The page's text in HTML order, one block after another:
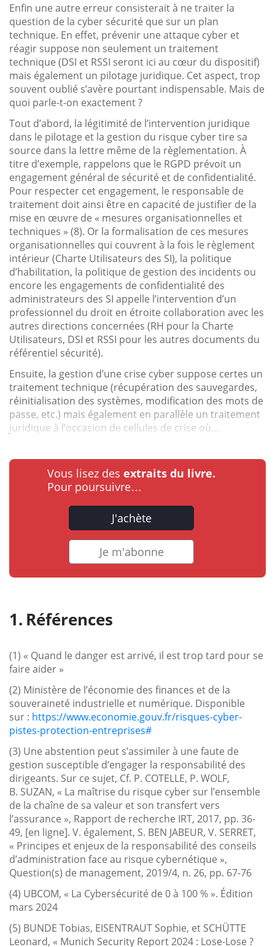
Enfin une autre erreur consisterait à ne traiter la
question de la cyber sécurité que sur un plan
technique. En effet, prévenir une attaque cyber et
réagir suppose non seulement un traitement
technique (DSI et RSSI seront ici au cœur du dispositif)
mais également un pilotage juridique. Cet aspect, trop
souvent oublié s’avère pourtant indispensable. Mais de
quoi parle-t-on exactement ?
Tout d’abord, la légitimité de l’intervention juridique
dans le pilotage et la gestion du risque cyber tire sa
source dans la lettre même de la règlementation. À
titre d’exemple, rappelons que le RGPD prévoit un
engagement général de sécurité et de confidentialité.
Pour respecter cet engagement, le responsable de
traitement doit ainsi être en capacité de justifier de la
mise en œuvre de « mesures organisationnelles et
techniques » (8). Or la formalisation de ces mesures
organisationnelles qui couvrent à la fois le règlement
intérieur (Charte Utilisateurs des SI), la politique
d’habilitation, la politique de gestion des incidents ou
encore les engagements de confidentialité des
administrateurs des SI appelle l’intervention d’un
professionnel du droit en étroite collaboration avec les
autres directions concernées (RH pour la Charte
Utilisateurs, DSI et RSSI pour les autres documents du
référentiel sécurité).
Ensuite, la gestion d’une crise cyber suppose certes un
traitement technique (récupération des sauvegardes,
réinitialisation des systèmes, modification des mots de
passe, etc.) mais également en parallèle un traitement
juridique à l’occasion de cellules de crise où...
Vous lisez des extraits du livre.
Pour poursuivre…
J'achète
Je m'abonne
Références
(1) « Quand le danger est arrivé, il est trop tard pour se
faire aider »
(2) Ministère de l’économie des finances et de la
souveraineté industrielle et numérique. Disponible
sur : https://www.economie.gouv.fr/risques-cyber-
pistes-protection-entreprises#
(3) Une abstention peut s’assimiler à une faute de
gestion susceptible d’engager la responsabilité des
dirigeants. Sur ce sujet, Cf. P. COTELLE, P. WOLF,
B. SUZAN, « La maîtrise du risque cyber sur l’ensemble
de la chaîne de sa valeur et son transfert vers
l’assurance », Rapport de recherche IRT, 2017, pp. 36-
49, [en ligne]. V. également, S. BEN JABEUR, V. SERRET,
« Principes et enjeux de la responsabilité des conseils
d’administration face au risque cybernétique »,
Question(s) de management, 2019/4, n. 26, pp. 67-76
(4) UBCOM, « La Cybersécurité de 0 à 100 % ». Édition
mars 2024
(5) BUNDE Tobias, EISENTRAUT Sophie, et SCHÜTTE
Leonard, « Munich Security Report 2024 : Lose-Lose ?